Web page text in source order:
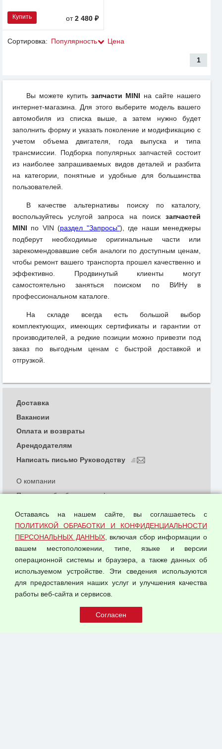
Купить от2 480 ₽
Сортировка: Популярность Цена
1
Вы можете купить запчасти MINI на сайте нашего
интернет-магазина. Для этого выберите модель вашего
автомобиля из списка выше, а затем нужно будет
заполнить форму и указать поколение и модификацию с
учетом объема двигателя, года выпуска и типа
трансмиссии. Подборка популярных запчастей состоит
из наиболее запрашиваемых видов деталей и разбита
на категории, понятные и удобные для большинства
пользователей.
В качестве альтернативы поиску по каталогу,
воспользуйтесь услугой запроса на поиск запчастей
MINI по VIN (раздел "Запросы"), где наши менеджеры
подберут необходимые оригинальные части или
зарекомендовавшие себя аналоги по доступным ценам,
чтобы ремонт вашего транспорта прошел качественно и
эффективно. Продвинутый клиенты могут
самостоятельно заняться поиском по ВИНу в
профессиональном каталоге.
На складе всегда есть большой выбор
комплектующих, имеющих сертификаты и гарантии от
производителей, а редкие позиции можно привезти под
заказ по выгодным ценам с быстрой доставкой и
отгрузкой.
© 2026 ООО "Феникс"
О компании
Политика обработки и конфиденциальности
Согласием на обработку персональных данных
Оферта оптовой купли-продажи
Публичная оферта
Доставка
Вакансии
Оплата и возвраты
Арендодателям
Написать письмо Руководству
Оставаясь на нашем сайте, вы соглашаетесь с
ПОЛИТИКОЙ ОБРАБОТКИ И КОНФИДЕНЦИАЛЬНОСТИ
ПЕРСОНАЛЬНЫХ ДАННЫХ, включая сбор информации о
вашем местоположении, типе, языке и версии
операционной системы и браузера, а также данных об
используемом устройстве. Эти сведения используются
для предоставления наших услуг и улучшения качества
работы веб-сайта и сервисов.